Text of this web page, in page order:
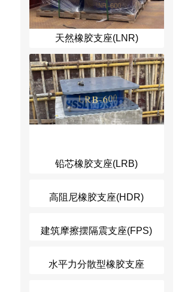
天然橡胶支座(LNR)
铅芯橡胶支座(LRB)
高阻尼橡胶支座(HDR)
建筑摩擦摆隔震支座(FPS)
水平力分散型橡胶支座